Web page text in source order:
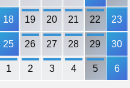
18 19 20 21 22 23
25 26 27 28 29 30
1 2 3 4 5 6